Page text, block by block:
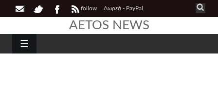
follow Δωρεά - PayPal
AETOS NEWS
☰